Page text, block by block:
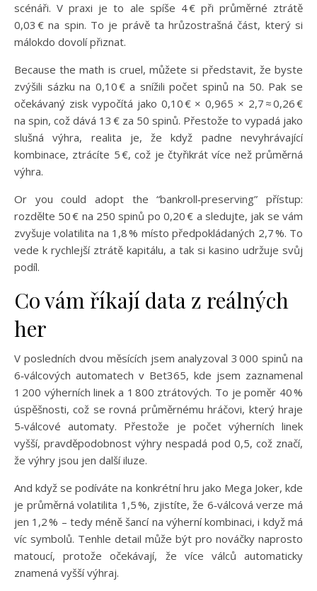
scénáři. V praxi je to ale spíše 4 € při průměrné ztrátě
0,03 € na spin. To je právě ta hrůzostrašná část, který si
málokdo dovolí přiznat.
Because the math is cruel, můžete si představit, že byste
zvýšili sázku na 0,10 € a snížili počet spinů na 50. Pak se
očekávaný zisk vypočítá jako 0,10 € × 0,965 × 2,7 ≈ 0,26 €
na spin, což dává 13 € za 50 spinů. Přestože to vypadá jako
slušná výhra, realita je, že když padne nevyhrávající
kombinace, ztrácíte 5 €, což je čtyřikrát více než průměrná
výhra.
Or you could adopt the “bankroll‑preserving” přístup:
rozdělte 50 € na 250 spinů po 0,20 € a sledujte, jak se vám
zvyšuje volatilita na 1,8 % místo předpokládaných 2,7 %. To
vede k rychlejší ztrátě kapitálu, a tak si kasino udržuje svůj
podíl.
Co vám říkají data z reálných
her
V posledních dvou měsících jsem analyzoval 3 000 spinů na
6‑válcových automatech v Bet365, kde jsem zaznamenal
1 200 výherních linek a 1 800 ztrátových. To je poměr 40 %
úspěšnosti, což se rovná průměrnému hráčovi, který hraje
5‑válcové automaty. Přestože je počet výherních linek
vyšší, pravděpodobnost výhry nespadá pod 0,5, což značí,
že výhry jsou jen další iluze.
And když se podíváte na konkrétní hru jako Mega Joker, kde
je průměrná volatilita 1,5 %, zjistíte, že 6‑válcová verze má
jen 1,2 % – tedy méně šancí na výherní kombinaci, i když má
víc symbolů. Tenhle detail může být pro nováčky naprosto
matoucí, protože očekávají, že více válců automaticky
znamená vyšší výhraj.